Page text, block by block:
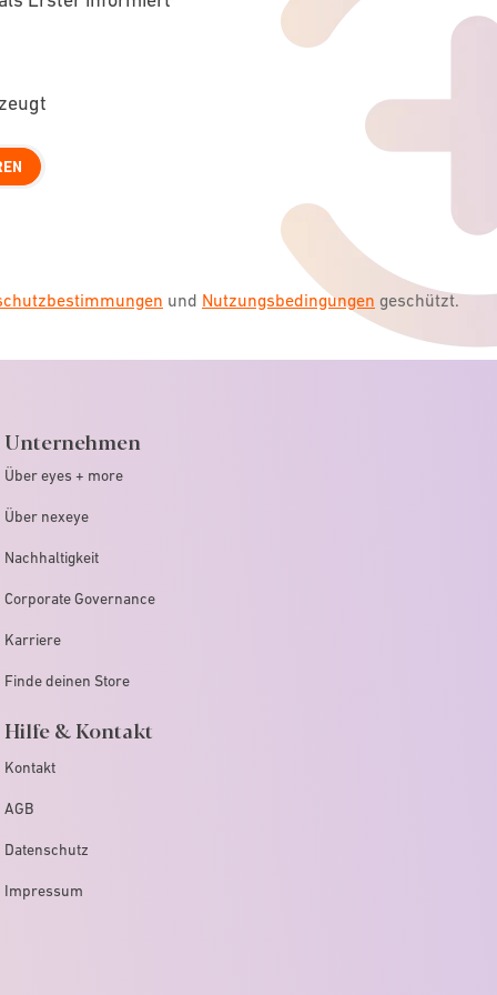
und Nutzungsbedingungen geschützt.
Unternehmen
Über eyes + more
Über nexeye
Nachhaltigkeit
Corporate Governance
Karriere
Finde deinen Store
Hilfe & Kontakt
Kontakt
AGB
Datenschutz
Impressum